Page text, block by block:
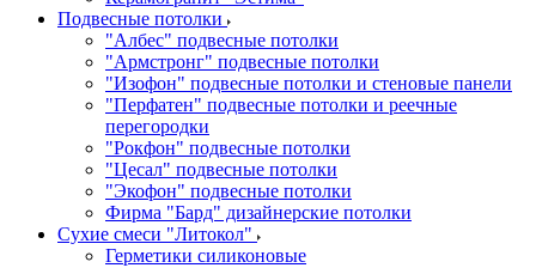
Подвесные потолки
"Албес" подвесные потолки
"Армстронг" подвесные потолки
"Изофон" подвесные потолки и стеновые панели
"Перфатен" подвесные потолки и реечные
перегородки
"Рокфон" подвесные потолки
"Цесал" подвесные потолки
"Экофон" подвесные потолки
Фирма "Бард" дизайнерские потолки
Сухие смеси "Литокол"
Герметики силиконовые